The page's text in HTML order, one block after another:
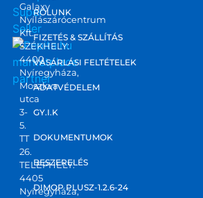
marketplace
partner
Galaxy
Nyílászárócentrum
Kft.
SZÉKHELY:
4400
Nyíregyháza,
Moszkva
utca
3-
5.
TT
26.
TELEPHELY:
4405
Nyíregyháza,
RÓLUNK
FIZETÉS & SZÁLLÍTÁS
VÁSÁRLÁSI FELTÉTELEK
ADATVÉDELEM
GY.I.K
DOKUMENTUMOK
BESZERELÉS
DIMOP PLUSZ-1.2.6-24